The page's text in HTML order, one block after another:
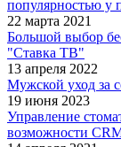
популярностью у
22 марта 2021
Большой выбор
"Ставка ТВ"
13 апреля 2022
Мужской уход за
19 июня 2023
Управление
возможности